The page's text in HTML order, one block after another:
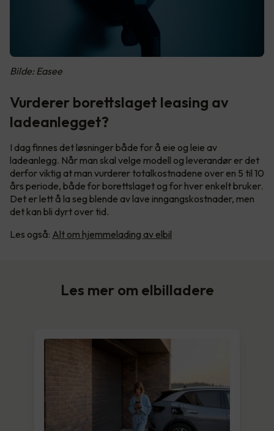
Bilde: Easee
Vurderer borettslaget leasing av
ladeanlegget?
I dag finnes det løsninger både for å eie og leie av
ladeanlegg. Når man skal velge modell og leverandør er det
derfor viktig at man vurderer totalkostnadene over en 5 til 10
års periode, både for borettslaget og for hver enkelt bruker.
Det er lett å la seg blende av lave inngangskostnader, men
det kan bli dyrt over tid.
Les også: Alt om hjemmelading av elbil
Les mer om elbilladere